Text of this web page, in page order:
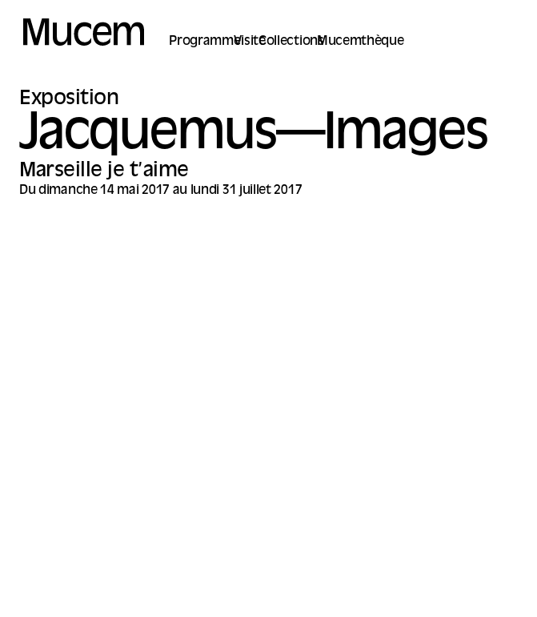
ProgrammeVisiteCollectionsMucemthèque
Exposition
Jacquemus—Images
Marseille je t’aime
Du dimanche 14 mai 2017 au lundi 31 juillet 2017